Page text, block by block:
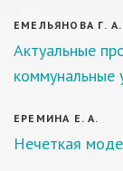
ЕМЕЛЬЯНОВА Г. А.
Актуальные
коммунальные
ЕРЕМИНА Е. А.
Нечеткая